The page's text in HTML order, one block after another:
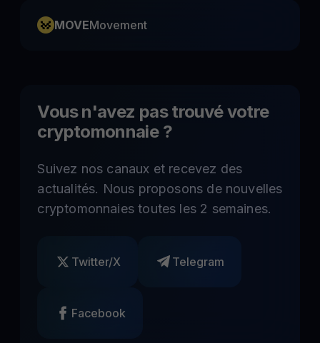
MOVEMovement
Vous n'avez pas trouvé votre
cryptomonnaie ?
Suivez nos canaux et recevez des
actualités. Nous proposons de nouvelles
cryptomonnaies toutes les 2 semaines.
Twitter/X Telegram
Facebook